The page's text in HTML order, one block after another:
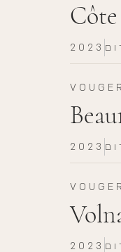
2023
2023
2023